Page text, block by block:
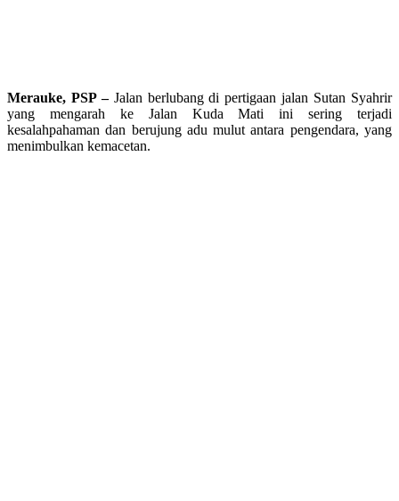
Merauke, PSP –Jalan berlubang di pertigaan jalan Sutan Syahrir
yang mengarah ke Jalan Kuda Mati ini sering terjadi
kesalahpahaman dan berujung adu mulut antara pengendara, yang
menimbulkan kemacetan.